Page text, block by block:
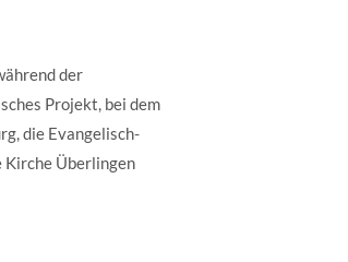
der
Projekt, bei dem
die Evangelisch-
Kirche Überlingen